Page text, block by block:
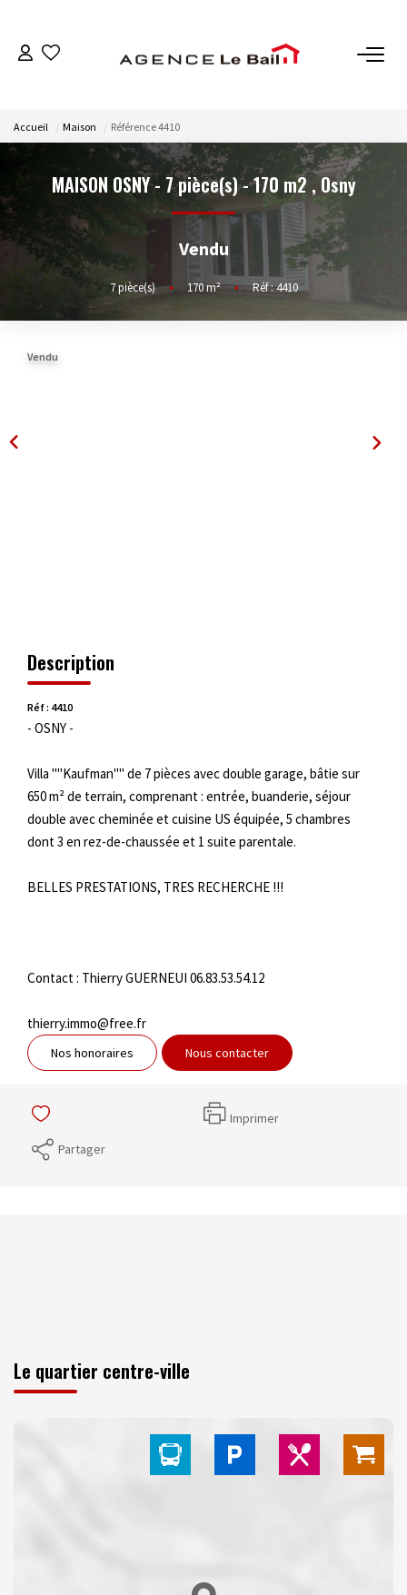
ESTIMATION
LOCATIONS
GESTION
Espace Propriétaire
Accueil Maison Référence 4410
MAISON OSNY - 7 pièce(s) - 170 m2,Osny
Vendu
7pièce(s) • 170m² • Réf : 4410
Vendu
Description
Réf : 4410
- OSNY -
Villa ""Kaufman"" de 7 pièces avec double garage, bâtie sur
650 m² de terrain, comprenant : entrée, buanderie, séjour
double avec cheminée et cuisine US équipée, 5 chambres
dont 3 en rez-de-chaussée et 1 suite parentale.
BELLES PRESTATIONS, TRES RECHERCHE !!!
Contact : Thierry GUERNEUI 06.83.53.54.12
thierry.immo@free.fr
Nos honoraires Nous contacter
Imprimer
Partager
Le quartier centre-ville